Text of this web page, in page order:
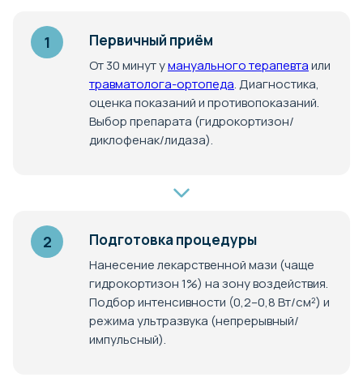
1 Первичный приём
От 30 минут умануального терапевтаили
травматолога-ортопеда. Диагностика,
оценка показаний и противопоказаний.
Выбор препарата (гидрокортизон/
диклофенак/лидаза).
2 Подготовка процедуры
Нанесение лекарственной мази (чаще
гидрокортизон 1%) на зону воздействия.
Подбор интенсивности (0,2–0,8 Вт/см²) и
режима ультразвука (непрерывный/
импульсный).